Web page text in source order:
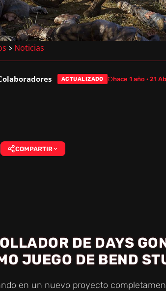
> Noticias
ACTUALIZADO hace 1 año · 21
COMPARTIR
DE DAYS
JUEGO DE BEND
en un nuevo proyecto